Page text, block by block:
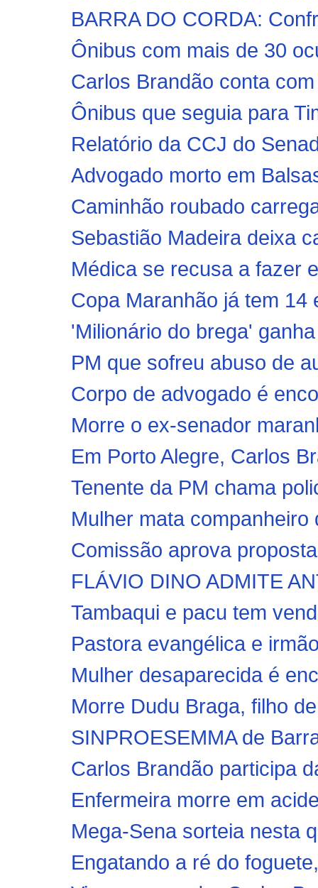
BARRA DO CORDA:
Ônibus com mais de 30
Carlos Brandão conta
Ônibus que seguia para
Relatório da CCJ do
Advogado morto em
Caminhão roubado
Sebastião Madeira deixa
Médica se recusa a fazer
Copa Maranhão já tem
'Milionário do brega'
PM que sofreu abuso de
Corpo de advogado é
Morre o ex-senador
Em Porto Alegre, Carlos
Tenente da PM chama
Mulher mata
Comissão aprova
FLÁVIO DINO ADMITE
Tambaqui e pacu tem
Pastora evangélica e
Mulher desaparecida é
Morre Dudu Braga, filho
SINPROESEMMA de
Carlos Brandão participa
Enfermeira morre em
Mega-Sena sorteia nesta
Engatando a ré do